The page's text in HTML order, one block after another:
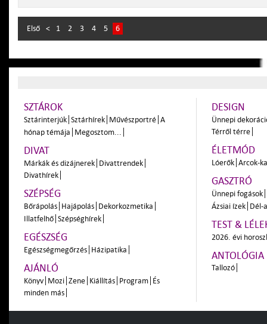
Első < 1 2 3 4 5 6
SZTÁROK
Sztárinterjúk Sztárhírek Művészportré A
hónap témája Megosztom...
DIVAT
Márkák és dizájnerek Divattrendek
Divathírek
SZÉPSÉG
Bőrápolás Hajápolás Dekorkozmetika
Illatfelhő Szépséghírek
EGÉSZSÉG
Egészségmegőrzés Házipatika
AJÁNLÓ
Könyv Mozi Zene Kiállítás Program És
minden más
DESIGN
Ünnepi
Térről térre
ÉLETMÓD
Lóerők Arcok-
GASZTRÓ
Ünnepi fogások
Ázsiai ízek Dél-
TEST &
2026. évi
ANTOLÓGIA
Tallozó